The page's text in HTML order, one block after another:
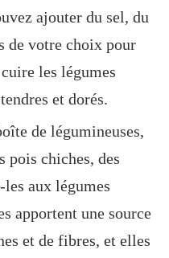
ajouter du sel, du
de votre choix pour
les légumes
et dorés.
de légumineuses,
pois chiches, des
aux légumes
apportent une source
et de fibres, et elles